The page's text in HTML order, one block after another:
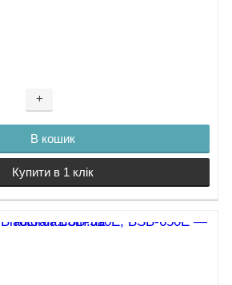
+
В кошик
Купити в 1 клік